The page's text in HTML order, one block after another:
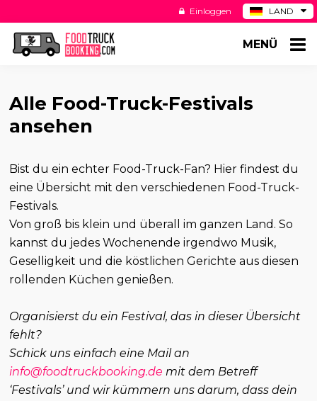
LAND
ES
Einloggen
MENÜ
Alle Food-Truck-Festivals
ansehen
Bist du ein echter Food-Truck-Fan? Hier findest du
eine Übersicht mit den verschiedenen Food-Truck-
Festivals.
Von groß bis klein und überall im ganzen Land. So
kannst du jedes Wochenende irgendwo Musik,
Geselligkeit und die köstlichen Gerichte aus diesen
rollenden Küchen genießen.
Organisierst du ein Festival, das in dieser Übersicht
fehlt?
Schick uns einfach eine Mail an
info@foodtruckbooking.de mit dem Betreff
‘Festivals’ und wir kümmern uns darum, dass dein